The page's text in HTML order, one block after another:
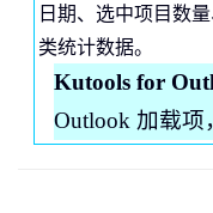
日期、选中项目数
类统计数据。
Kutools for
Outlook 加载项